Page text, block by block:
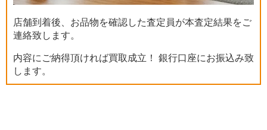
店舗到着後、お品物を確認した査定員が本査定結果をご
連絡致します。
内容にご納得頂ければ買取成立！ 銀行口座にお振込み致
します。